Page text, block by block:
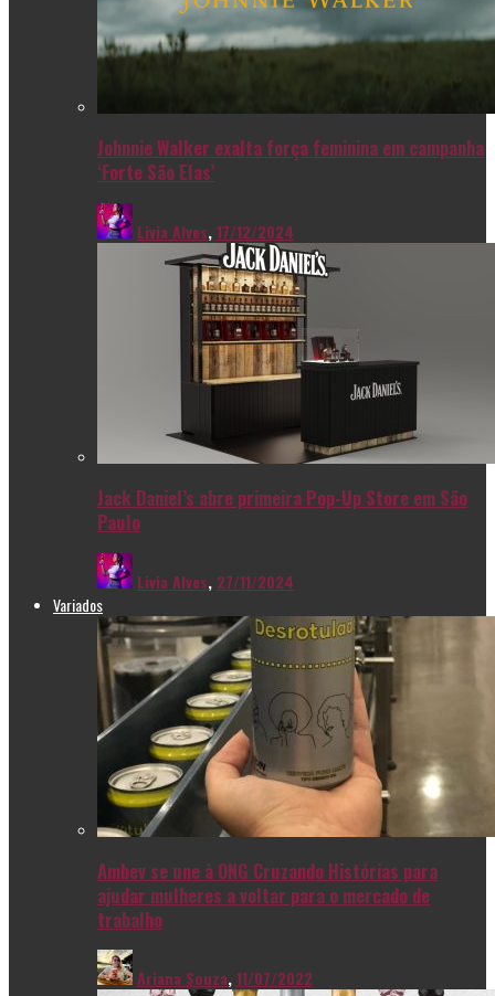
Johnnie Walker exalta força feminina em campanha
‘Forte São Elas’
Livia Alves,17/12/2024
Jack Daniel’s abre primeira Pop-Up Store em São
Paulo
Livia Alves, 27/11/2024
Variados
Ambev se une à ONG Cruzando Histórias para
ajudar mulheres a voltar para o mercado de
trabalho
Ariana Souza,11/07/2022